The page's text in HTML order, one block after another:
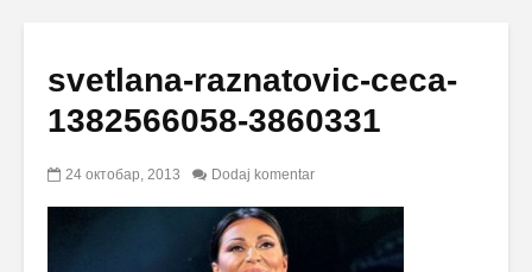
svetlana-raznatovic-ceca-
1382566058-3860331
24 октобар, 2013 Dodaj komentar